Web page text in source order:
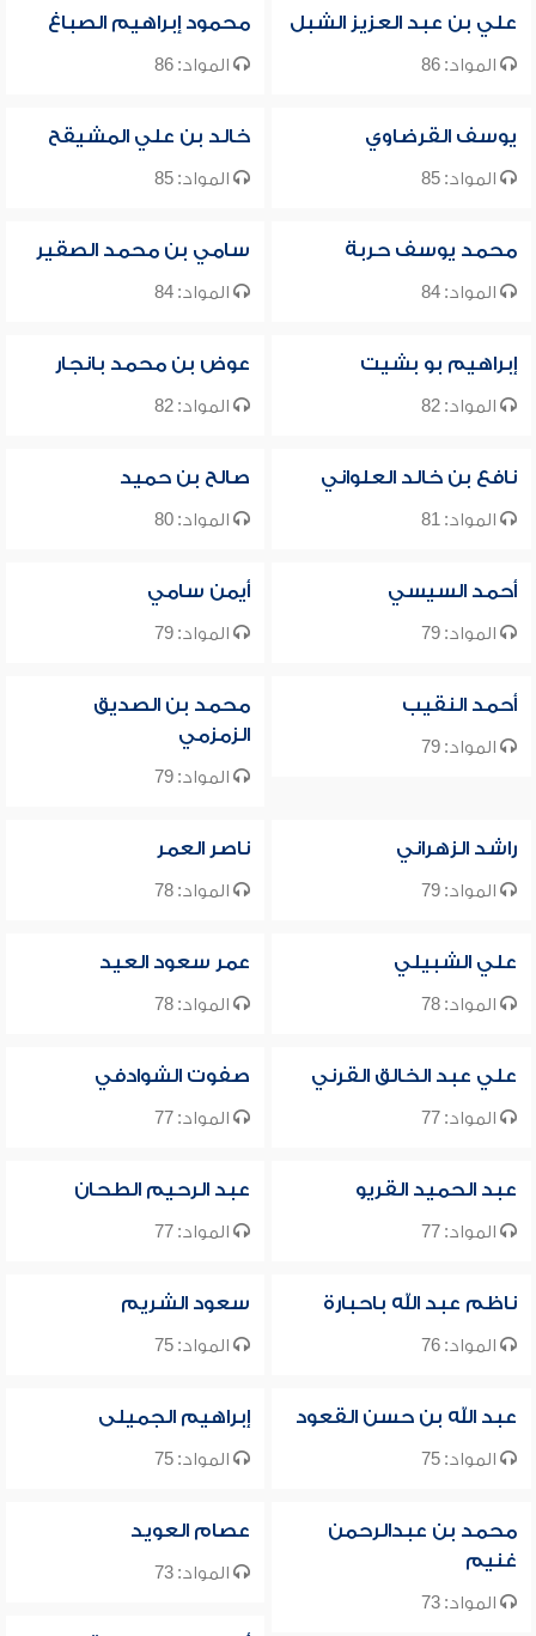
علي بن عبد العزيز الشبل
المواد: 86
محمود إبراهيم الصباغ
المواد: 86
يوسف القرضاوي
المواد: 85
خالد بن علي المشيقح
المواد: 85
محمد يوسف حربة
المواد: 84
سامي بن محمد الصقير
المواد: 84
إبراهيم بو بشيت
المواد: 82
عوض بن محمد بانجار
المواد: 82
نافع بن خالد العلواني
المواد: 81
صالح بن حميد
المواد: 80
أحمد السيسي
المواد: 79
أيمن سامي
المواد: 79
أحمد النقيب
المواد: 79
محمد بن الصديق
الزمزمي
المواد: 79
راشد الزهراني
المواد: 79
ناصر العمر
المواد: 78
علي الشبيلي
المواد: 78
عمر سعود العيد
المواد: 78
علي عبد الخالق القرني
المواد: 77
صفوت الشوادفي
المواد: 77
عبد الحميد القريو
المواد: 77
عبد الرحيم الطحان
المواد: 77
ناظم عبد الله باحبارة
المواد: 76
سعود الشريم
المواد: 75
عبد الله بن حسن القعود
المواد: 75
إبراهيم الجميلى
المواد: 75
محمد بن عبدالرحمن
غنيم
المواد: 73
عصام العويد
المواد: 73